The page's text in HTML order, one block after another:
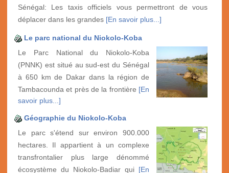
Sénégal: Les taxis officiels vous permettront de vous
déplacer dans les grandes [En savoir plus...]
Le parc national du Niokolo-Koba
Le Parc National du Niokolo-Koba
(PNNK) est situé au sud-est du Sénégal
à 650 km de Dakar dans la région de
Tambacounda et près de la frontière [En
savoir plus...]
Géographie du Niokolo-Koba
Le parc s'étend sur environ 900.000
hectares. Il appartient à un complexe
transfrontalier plus large dénommé
écosystème du Niokolo-Badiar qui [En